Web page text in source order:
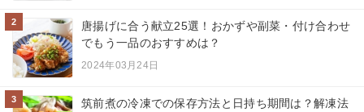
2
唐揚げに合う献立25選！おかずや副菜・付け合わせ
でもう一品のおすすめは？
2024年03月24日
3
筑前煮の冷凍での保存方法と日持ち期間は？解凍法